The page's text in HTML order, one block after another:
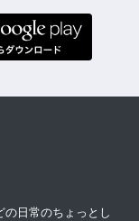
日常のちょっとし